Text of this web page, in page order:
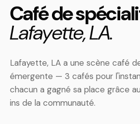
Café de
Lafayette, LA.
Lafayette, LA a une scène café
émergente — 3 cafés pour
chacun a gagné sa place grâce
ins de la communauté.